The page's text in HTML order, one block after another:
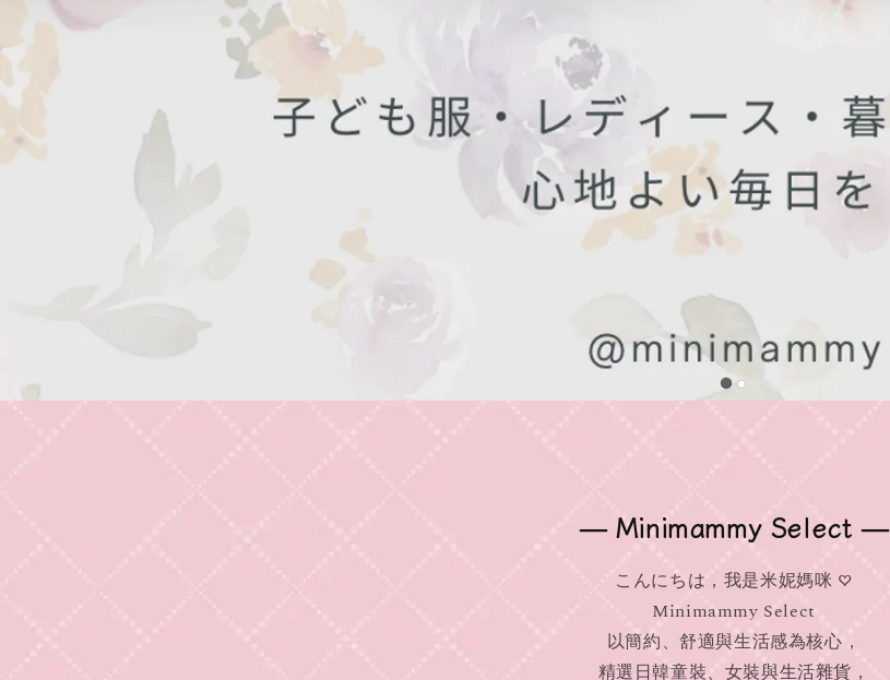
— Minimammy Select —
こんにちは，我是米妮媽咪 ♡
Minimammy Select
以簡約、舒適與生活感為核心，
精選日韓童裝、女裝與生活雜貨，